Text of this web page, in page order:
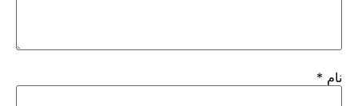
نام *